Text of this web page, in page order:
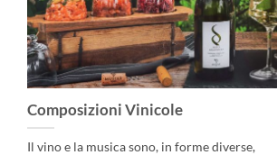
Composizioni Vinicole
Il vino e la musica sono, in forme diverse,